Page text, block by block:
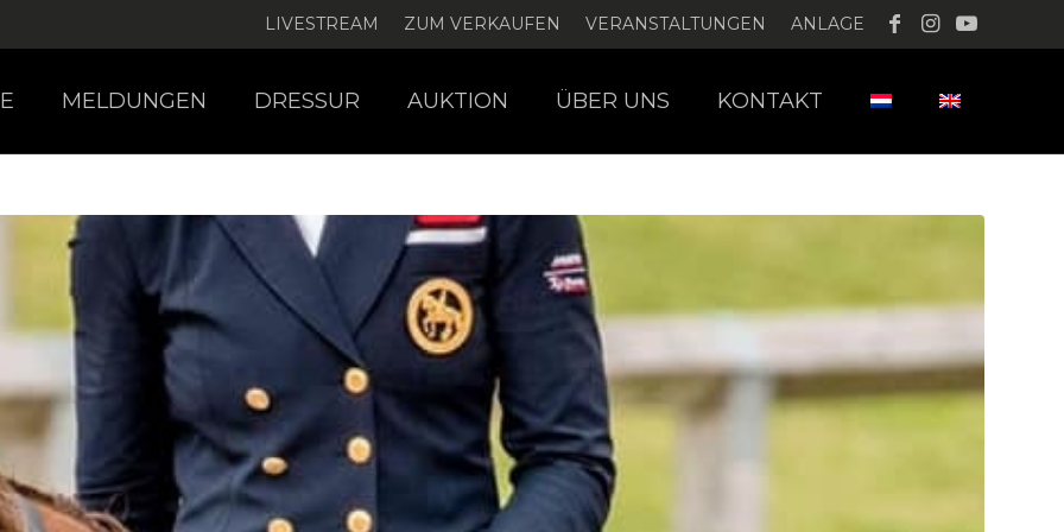
LIVESTREAM ZUM VERKAUFEN VERANSTALTUNGEN ANLAGE
MELDUNGEN DRESSUR AUKTION ÜBER UNS KONTAKT